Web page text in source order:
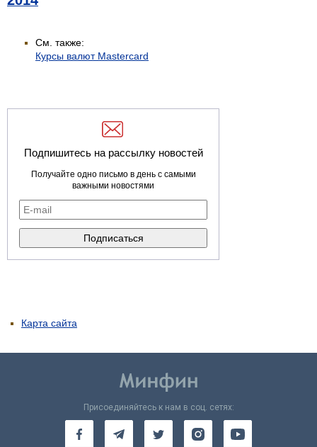
См. также:
Курсы валют Mastercard
Подпишитесь на рассылку новостей
Получайте одно письмо в день с самыми
важными новостями
Карта сайта
Присоединяйтесь к нам в соц. сетях: